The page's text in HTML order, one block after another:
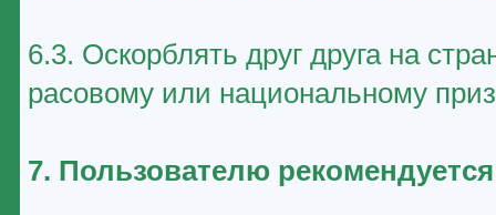
6.3. Оскорблять друг друга на
расовому или национальному
7. Пользователю